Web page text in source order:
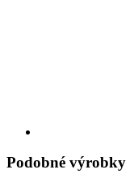
Podobné výrobky